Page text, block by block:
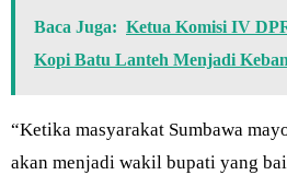
Baca Juga: Ketua Komisi IV
Kopi Batu Lanteh Menjadi
“Ketika masyarakat Sumbawa
akan menjadi wakil bupati yang